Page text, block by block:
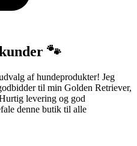
🐾
af hundeprodukter! Jeg
til min Golden Retriever,
levering og god
denne butik til alle